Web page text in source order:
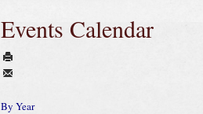
Events Calendar
By Year